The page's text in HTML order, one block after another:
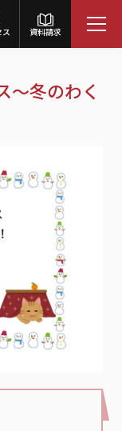
ス 資料請求
～冬のわく